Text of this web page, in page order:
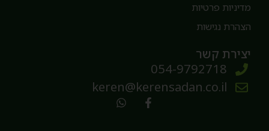
מדיניות פרטיות
הצהרת נגישות
יצירת קשר
054-9792718
keren@kerensadan.co.il